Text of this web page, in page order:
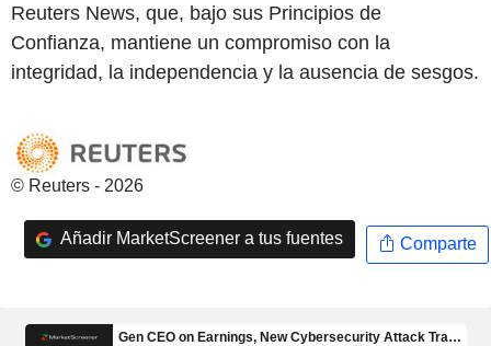
Reuters News, que, bajo sus Principios de
Confianza, mantiene un compromiso con la
integridad, la independencia y la ausencia de sesgos.
© Reuters - 2026
Añadir MarketScreener a tus fuentes Comparte